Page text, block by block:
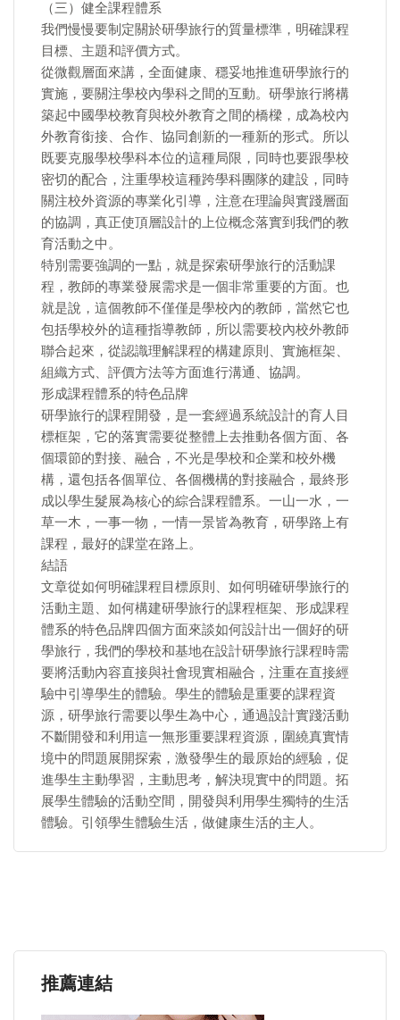
（三）健全課程體系
我們慢慢要制定關於研學旅行的質量標準，明確課程
目標、主題和評價方式。
從微觀層面來講，全面健康、穩妥地推進研學旅行的
實施，要關注學校內學科之間的互動。研學旅行將構
築起中國學校教育與校外教育之間的橋樑，成為校內
外教育銜接、合作、協同創新的一種新的形式。所以
既要克服學校學科本位的這種局限，同時也要跟學校
密切的配合，注重學校這種跨學科團隊的建設，同時
關注校外資源的專業化引導，注意在理論與實踐層面
的協調，真正使頂層設計的上位概念落實到我們的教
育活動之中。
特別需要強調的一點，就是探索研學旅行的活動課
程，教師的專業發展需求是一個非常重要的方面。也
就是說，這個教師不僅僅是學校內的教師，當然它也
包括學校外的這種指導教師，所以需要校內校外教師
聯合起來，從認識理解課程的構建原則、實施框架、
組織方式、評價方法等方面進行溝通、協調。
形成課程體系的特色品牌
研學旅行的課程開發，是一套經過系統設計的育人目
標框架，它的落實需要從整體上去推動各個方面、各
個環節的對接、融合，不光是學校和企業和校外機
構，還包括各個單位、各個機構的對接融合，最終形
成以學生髮展為核心的綜合課程體系。一山一水，一
草一木，一事一物，一情一景皆為教育，研學路上有
課程，最好的課堂在路上。
結語
文章從如何明確課程目標原則、如何明確研學旅行的
活動主題、如何構建研學旅行的課程框架、形成課程
體系的特色品牌四個方面來談如何設計出一個好的研
學旅行，我們的學校和基地在設計研學旅行課程時需
要將活動內容直接與社會現實相融合，注重在直接經
驗中引導學生的體驗。學生的體驗是重要的課程資
源，研學旅行需要以學生為中心，通過設計實踐活動
不斷開發和利用這一無形重要課程資源，圍繞真實情
境中的問題展開探索，激發學生的最原始的經驗，促
進學生主動學習，主動思考，解決現實中的問題。拓
展學生體驗的活動空間，開發與利用學生獨特的生活
體驗。引領學生體驗生活，做健康生活的主人。
推薦連結